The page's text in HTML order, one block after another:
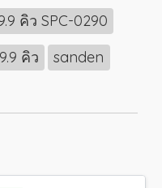
คิว SPC-0290
คิว sanden